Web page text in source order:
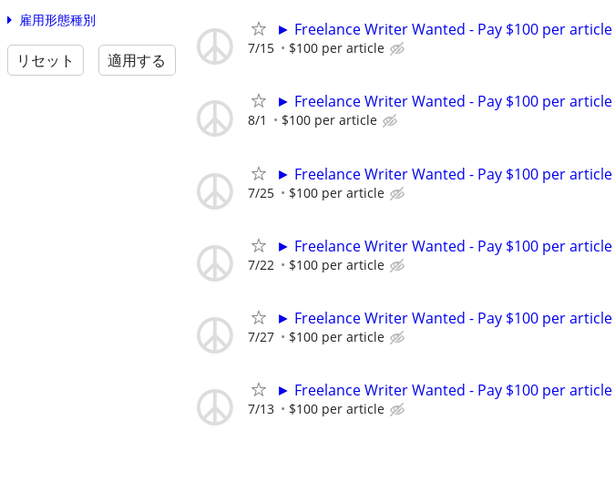
雇用形態種別
リセット 適用する
► Freelance Writer Wanted - Pay $100 per article
7/15 $100 per article
► Freelance Writer Wanted - Pay $100 per article
8/1 $100 per article
► Freelance Writer Wanted - Pay $100 per article
7/25 $100 per article
► Freelance Writer Wanted - Pay $100 per article
7/22 $100 per article
► Freelance Writer Wanted - Pay $100 per article
7/27 $100 per article
► Freelance Writer Wanted - Pay $100 per article
7/13 $100 per article